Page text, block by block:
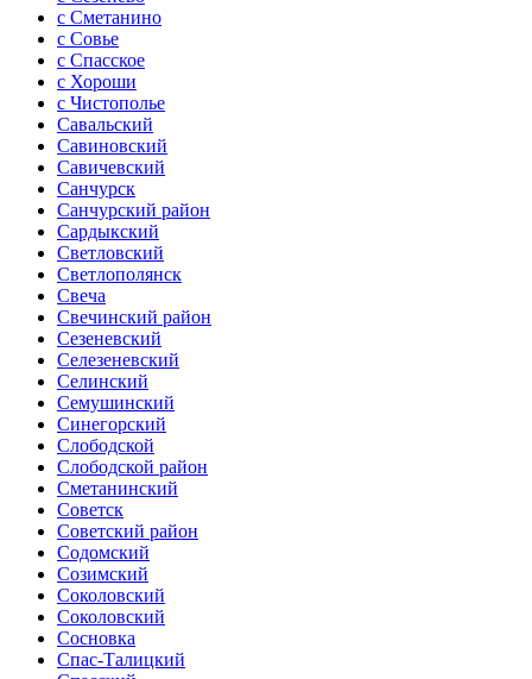
с Сметанино
с Совье
с Спасское
с Хороши
с Чистополье
Савальский
Савиновский
Савичевский
Санчурск
Санчурский район
Сардыкский
Светловский
Светлополянск
Свеча
Свечинский район
Сезеневский
Селезеневский
Селинский
Семушинский
Синегорский
Слободской
Слободской район
Сметанинский
Советск
Советский район
Содомский
Созимский
Соколовский
Соколовский
Сосновка
Спас-Талицкий